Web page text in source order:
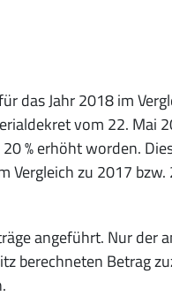
das Jahr 2018 im
vom 22. Mai
% erhöht worden.
zu 2017
angeführt. Nur der
berechneten Betrag